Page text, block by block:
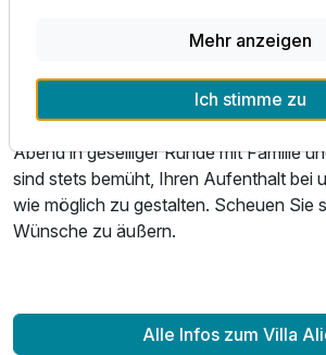
Zusatznächte
Für 5 Tage
Verandas gleich doppelt so gut.
Ob ein romantisches Candlelight Dinner
entspanntes Essen mit
Abend in geselliger Runde mit Familie
sind stets bemüht, Ihren Aufenthalt bei
wie möglich zu gestalten. Scheuen Sie
Wünsche zu äußern.
Alle Infos zum Villa
Mehr anzeigen
Ich stimme zu